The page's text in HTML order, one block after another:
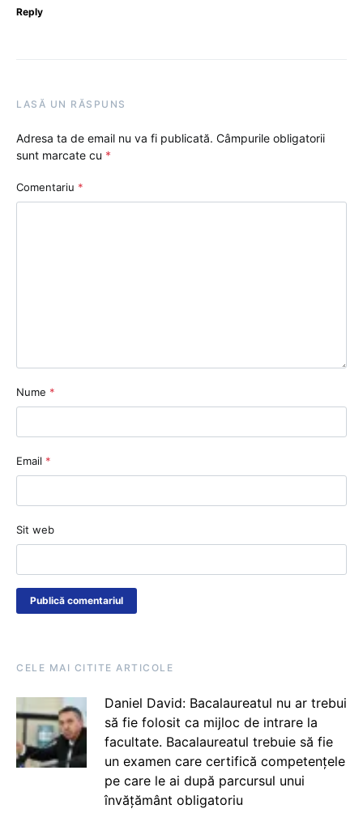
Reply
LASĂ UN RĂSPUNS
Adresa ta de email nu va fi publicată. Câmpurile obligatorii
sunt marcate cu *
Comentariu *
Nume *
Email *
Sit web
CELE MAI CITITE ARTICOLE
Daniel David: Bacalaureatul nu ar trebui
să fie folosit ca mijloc de intrare la
facultate. Bacalaureatul trebuie să fie
un examen care certifică competențele
pe care le ai după parcursul unui
învățământ obligatoriu